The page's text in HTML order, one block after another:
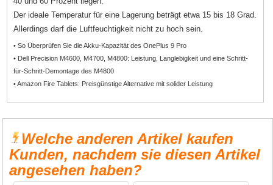
Der ideale Temperatur für eine Lagerung beträgt etwa 15 bis 18 Grad.
Allerdings darf die Luftfeuchtigkeit nicht zu hoch sein.
• So Überprüfen Sie die Akku-Kapazität des OnePlus 9 Pro
• Dell Precision M4600, M4700, M4800: Leistung, Langlebigkeit und eine Schritt-
für-Schritt-Demontage des M4800
• Amazon Fire Tablets: Preisgünstige Alternative mit solider Leistung
Welche anderen Artikel kaufen
Kunden, nachdem sie diesen Artikel
angesehen haben?